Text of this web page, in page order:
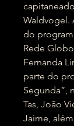
Waldvogel.
do
Rede
Fernanda
parte do
Segunda”,
Tas, João
Jaime,